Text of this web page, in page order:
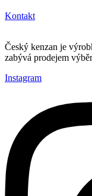
Kontakt
Český kenzan je
zabývá prodejem
Instagram